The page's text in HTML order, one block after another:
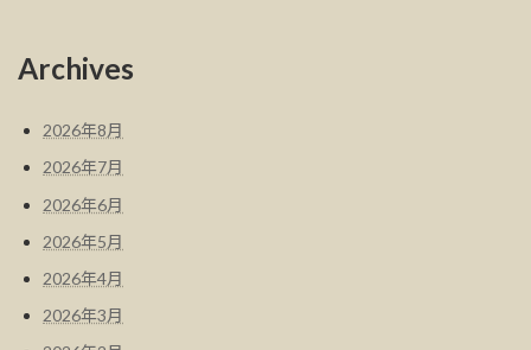
Archives
2026年8月
2026年7月
2026年6月
2026年5月
2026年4月
2026年3月